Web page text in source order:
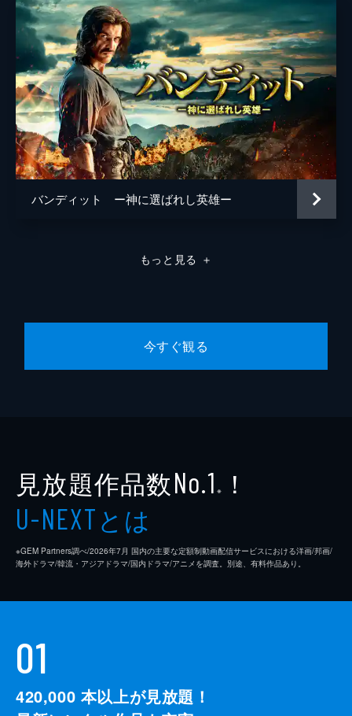
バンディット ー神に選ばれし英雄ー
もっと見る ＋
今すぐ観る
見放題作品数No.1 ※ ！
U-NEXTとは
※GEM Partners調べ/2026年7⽉ 国内の主要な定額制動画配信サービスにおける洋画/邦画/
海外ドラマ/韓流・アジアドラマ/国内ドラマ/アニメを調査。別途、有料作品あり。
01
420,000 本以上が見放題！